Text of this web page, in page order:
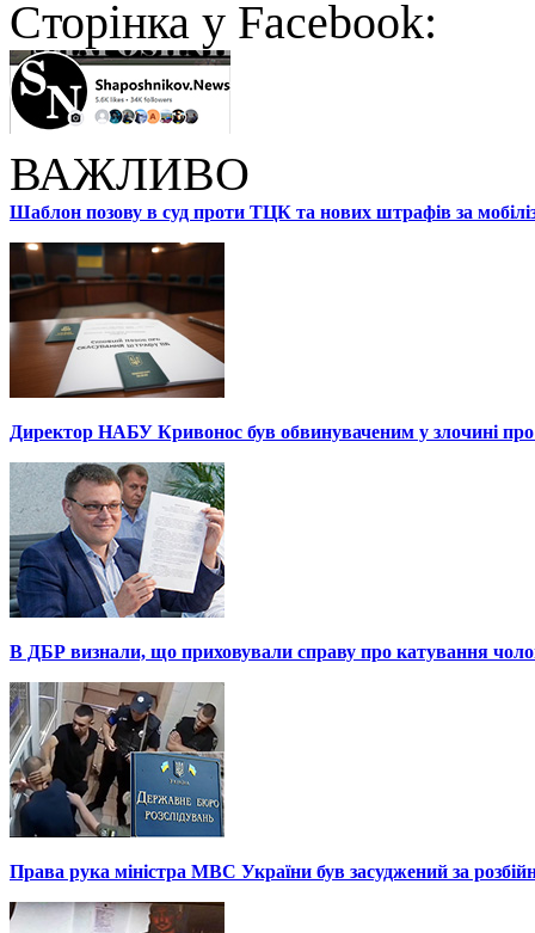
Cторінка у Facebook:
ВАЖЛИВО
Шаблон позову в суд проти ТЦК та нових штрафів за
Директор НАБУ Кривонос був обвинуваченим у злочині про
В ДБР визнали, що приховували справу про катування
Права рука міністра МВС України був засуджений за